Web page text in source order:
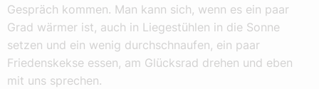
Gespräch kommen. Man kann sich, wenn es ein paar
Grad wärmer ist, auch in Liegestühlen in die Sonne
setzen und ein wenig durchschnaufen, ein paar
Friedenskekse essen, am Glücksrad drehen und eben
mit uns sprechen.